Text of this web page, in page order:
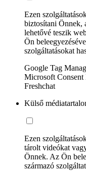
Ezen
biztosítani Önnek,
lehetővé teszik
Ön
szolgáltatásokat
Google Tag
Microsoft
Freshchat
Külső
Ezen
tárolt videókat
Önnek. Az Ön
származó